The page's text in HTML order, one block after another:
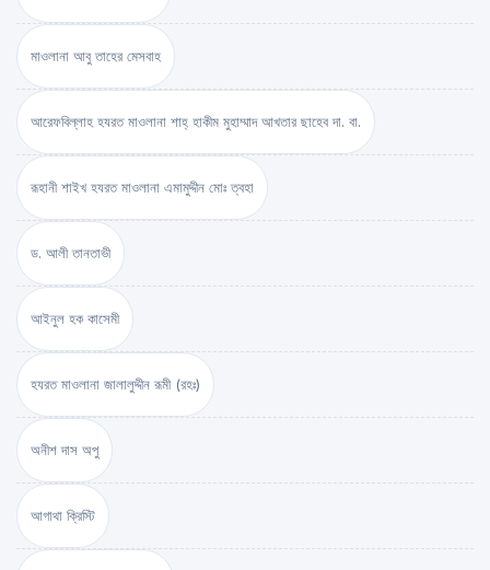
মাওলানা আবু তাহের মেসবাহ
আরেফবিল্লাহ হযরত মাওলানা শাহ্ হাকীম মুহাম্মাদ আখতার ছাহেব দা. বা.
রূহানী শাইখ হযরত মাওলানা এমামুদ্দীন মোঃ ত্বহা
ড. আলী তানতাভী
আইনুল হক কাসেমী
হযরত মাওলানা জালালুদ্দীন রূমী (রহঃ)
অনীশ দাস অপু
আগাথা ক্রিস্টি